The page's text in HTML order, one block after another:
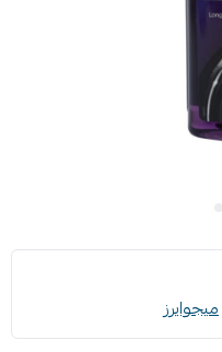
ميجوايرز